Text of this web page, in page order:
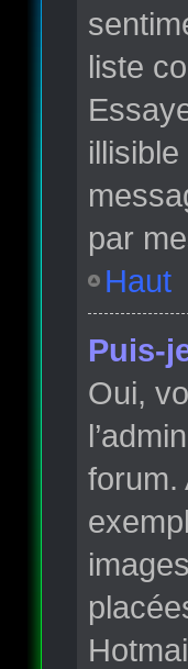
liste
par
Haut
Puis-
Oui,
forum.